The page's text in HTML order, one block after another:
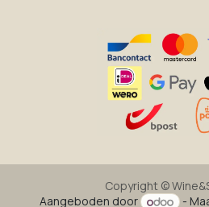
Copyright ©
Aangeboden door
-